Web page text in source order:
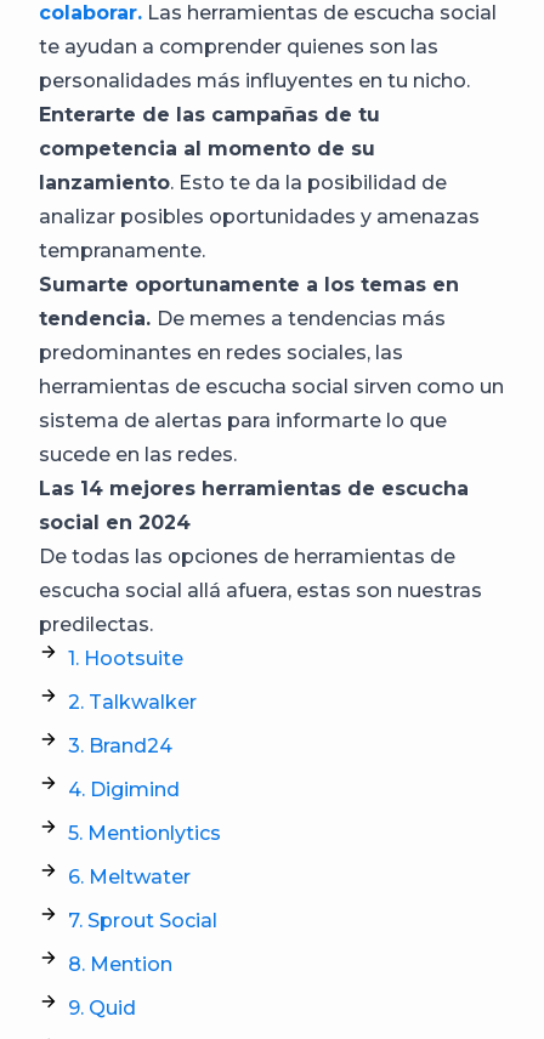
colaborar. Las herramientas de escucha social
te ayudan a comprender quienes son las
personalidades más influyentes en tu nicho.
Enterarte de las campañas de tu
competencia al momento de su
lanzamiento. Esto te da la posibilidad de
analizar posibles oportunidades y amenazas
tempranamente.
Sumarte oportunamente a los temas en
tendencia. De memes a tendencias más
predominantes en redes sociales, las
herramientas de escucha social sirven como un
sistema de alertas para informarte lo que
sucede en las redes.
Las 14 mejores herramientas de escucha
social en 2024
De todas las opciones de herramientas de
escucha social allá afuera, estas son nuestras
predilectas.
1. Hootsuite
2. Talkwalker
3. Brand24
4. Digimind
5. Mentionlytics
6. Meltwater
7. Sprout Social
8. Mention
9. Quid